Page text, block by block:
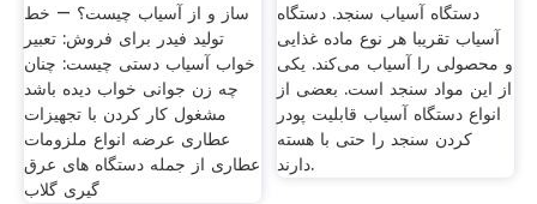
ساز و از آسیاب چیست؟ – خط
تولید فیدر برای فروش: تعبیر
خواب آسیاب دستی چیست: چنان
چه زن جوانی خواب دیده باشد
مشغول کار کردن با تجهیزات
عطاری عرضه انواع ملزومات
عطاری از جمله دستگاه های عرق
گیری گلاب
دستگاه آسیاب سنجد. دستگاه
آسیاب تقریبا هر نوع ماده غذایی
و محصولی را آسیاب می‌کند. یکی
از این مواد سنجد است. بعضی از
انواع دستگاه آسیاب قابلیت پودر
کردن سنجد را حتی با هسته
دارند.